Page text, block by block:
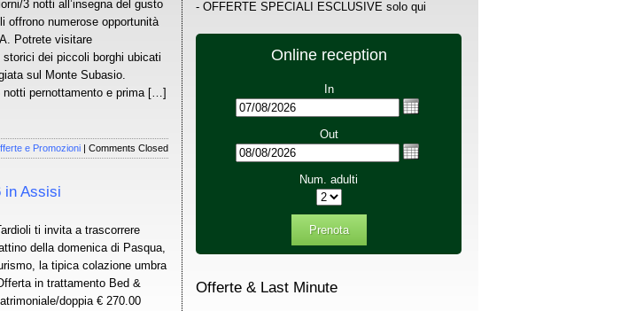
3 notti all’insegna del gusto
numerose opportunità
Potrete visitare
dei piccoli borghi ubicati
sul Monte Subasio.
notti pernottamento e prima […]
e Promozioni | Comments Closed
in Assisi
ti invita a trascorrere
della domenica di Pasqua,
la tipica colazione umbra
in trattamento Bed &
doppia € 270.00
- OFFERTE SPECIALI ESCLUSIVE solo qui
Online reception
In
Out
Num. adulti
Prenota
Offerte & Last Minute